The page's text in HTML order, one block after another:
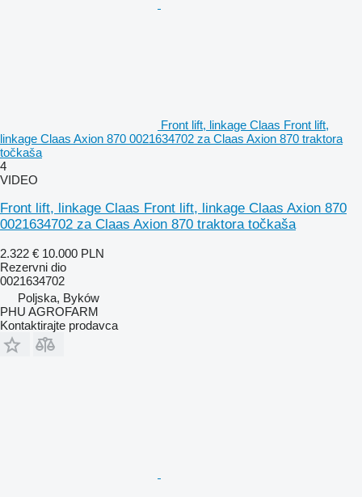
Front lift, linkage Claas Front lift,
linkage Claas Axion 870 0021634702 za Claas Axion 870 traktora
točkaša
4
VIDEO
Front lift, linkage Claas Front lift, linkage Claas Axion 870
0021634702 za Claas Axion 870 traktora točkaša
2.322 € 10.000 PLN
Rezervni dio
0021634702
Poljska, Byków
PHU AGROFARM
Kontaktirajte prodavca